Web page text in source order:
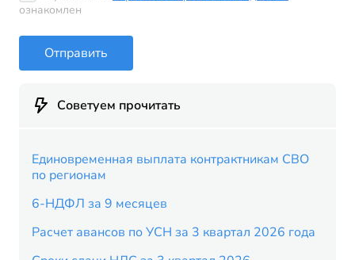
ознакомлен
Отправить
Советуем прочитать
Единовременная выплата контрактникам СВО
по регионам
6-НДФЛ за 9 месяцев
Расчет авансов по УСН за 3 квартал 2026 года